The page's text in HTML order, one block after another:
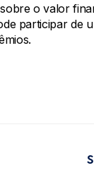
o valor
participar de